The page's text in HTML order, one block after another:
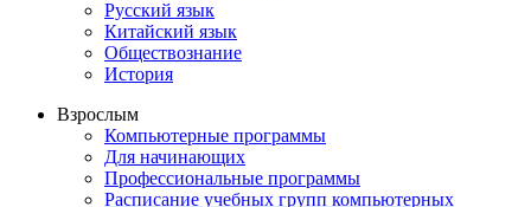
Русский язык
Китайский язык
Обществознание
История
Взрослым
Компьютерные программы
Для начинающих
Профессиональные программы
Расписание учебных групп компьютерных